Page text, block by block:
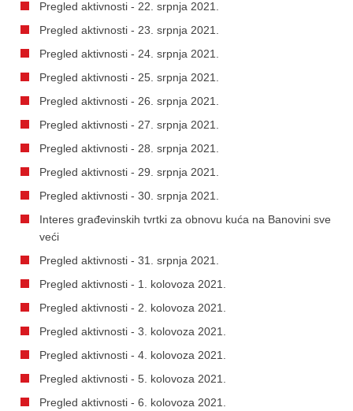
Pregled aktivnosti - 22. srpnja 2021.
Pregled aktivnosti - 23. srpnja 2021.
Pregled aktivnosti - 24. srpnja 2021.
Pregled aktivnosti - 25. srpnja 2021.
Pregled aktivnosti - 26. srpnja 2021.
Pregled aktivnosti - 27. srpnja 2021.
Pregled aktivnosti - 28. srpnja 2021.
Pregled aktivnosti - 29. srpnja 2021.
Pregled aktivnosti - 30. srpnja 2021.
Interes građevinskih tvrtki za obnovu kuća na Banovini sve
veći
Pregled aktivnosti - 31. srpnja 2021.
Pregled aktivnosti - 1. kolovoza 2021.
Pregled aktivnosti - 2. kolovoza 2021.
Pregled aktivnosti - 3. kolovoza 2021.
Pregled aktivnosti - 4. kolovoza 2021.
Pregled aktivnosti - 5. kolovoza 2021.
Pregled aktivnosti - 6. kolovoza 2021.